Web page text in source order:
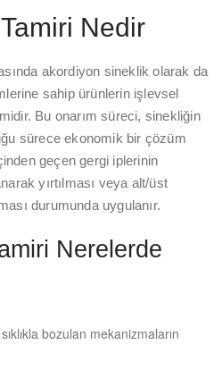
Nedir
akordiyon sineklik olarak da
sahip ürünlerin işlevsel
Bu onarım süreci, sinekliğin
sürece ekonomik bir çözüm
geçen gergi iplerinin
yırtılması veya alt/üst
durumunda uygulanır.
Nerelerde
bozulan mekanizmaların